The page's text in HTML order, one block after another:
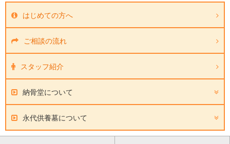
はじめての方へ
ご相談の流れ
スタッフ紹介
納骨堂について
永代供養墓について